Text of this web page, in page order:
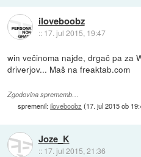
iloveboobz
:: 17. jul 2015, 19:47
win večinoma najde, drgač pa za
driverjov... Maš na freaktab.com
Zgodovina sprememb…
spremenil:iloveboobz (17. jul 2015 ob
Joze_K
:: 17. jul 2015, 21:36